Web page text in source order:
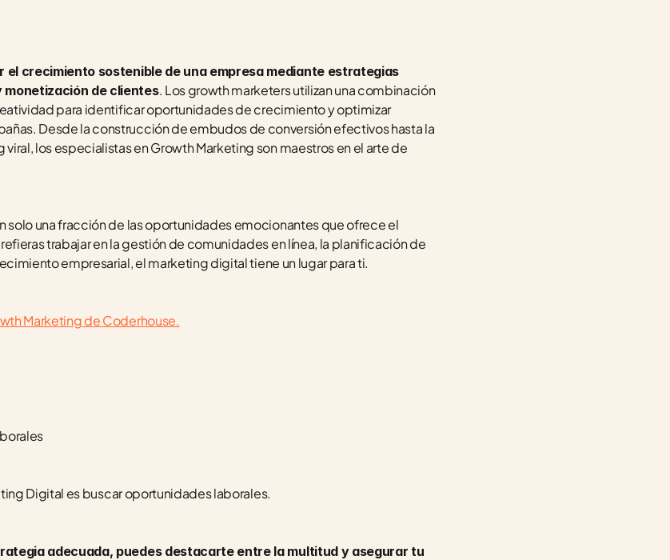
el crecimiento sostenible de una empresa mediante estrategias
de clientes. Los growth marketers utilizan una combinación
para identificar oportunidades de crecimiento y optimizar
Desde la construcción de embudos de conversión efectivos hasta la
los especialistas en Growth Marketing son maestros en el arte de
solo una fracción de las oportunidades emocionantes que ofrece el
trabajar en la gestión de comunidades en línea, la planificación de
empresarial, el marketing digital tiene un lugar para ti.
Marketing de Coderhouse.
Digital es buscar oportunidades laborales.
adecuada, puedes destacarte entre la multitud y asegurar tu